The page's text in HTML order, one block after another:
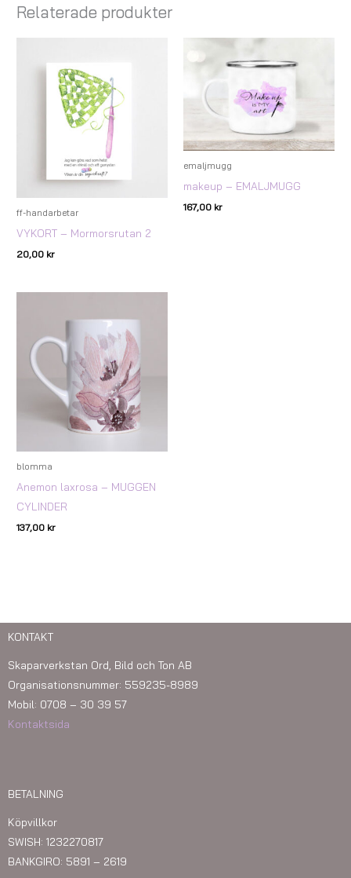
Relaterade produkter
ff-handarbetar
VYKORT – Mormorsrutan 2
20,00 kr
emaljmugg
makeup – EMALJMUGG
167,00 kr
blomma
Anemon laxrosa – MUGGEN
CYLINDER
137,00 kr
KONTAKT
Skaparverkstan Ord, Bild och Ton AB
Organisationsnummer: 559235-8989
Mobil: 0708 – 30 39 57
Kontaktsida
BETALNING
Köpvillkor
SWISH: 1232270817
BANKGIRO: 5891 – 2619